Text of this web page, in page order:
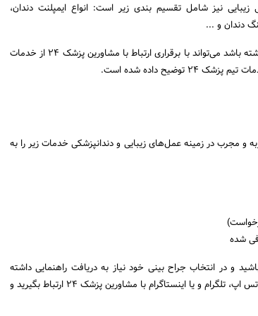
زیبایی نیز شامل تقسیم بندی زیر است: انواع ایمپلنت دندان،
دندان و ...
اگر فرد قصد انجام هرکدام از خدمات زیبایی مذکور را داشته باشد می‌تواند با برقراری ارتباط با مشاورین پزشک 24 از خدمات
داده شده است.
با تجربه و مجرب در زمینه عمل‌های زیبایی و دندانپزشکی خدمات زیر را به
شده
و در انتخاب جراح بینی خود نیاز به دریافت راهنمایی داشته
باشید می‌توانید از طریق مشاوره تلفنی، ارسال پیام در واتس اپ، تلگرام و یا اینستاگرام با مشاورین پزشک 24 ارتباط بگیرید و